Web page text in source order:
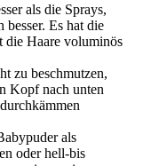
als die Sprays,
Es hat die
die Haare voluminös
zu beschmutzen,
Kopf nach unten
als
oder hell-bis